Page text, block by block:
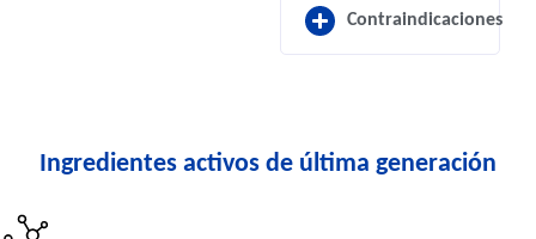
Contraindicaciones
Ingredientes activos de última generación